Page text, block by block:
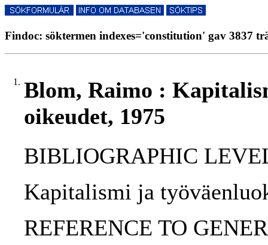
Findoc: söktermen indexes='constitution' gav 3837
1. Blom, Raimo :
oikeudet, 1975
BIBLIOGRAPHIC
Kapitalismi ja
REFERENCE TO